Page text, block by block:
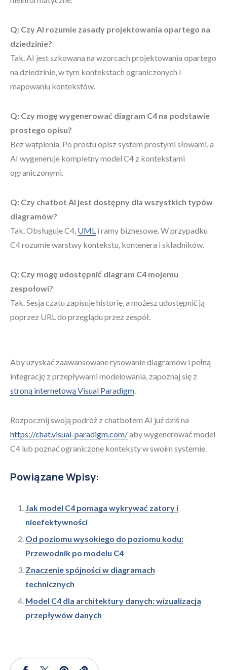
Q: Czy AI rozumie zasady projektowania opartego na
dziedzinie?
Tak. AI jest szkowana na wzorcach projektowania opartego
na dziedzinie, w tym kontekstach ograniczonych i
mapowaniu kontekstów.
Q: Czy mogę wygenerować diagram C4 na podstawie
prostego opisu?
Bez wątpienia. Po prostu opisz system prostymi słowami, a
AI wygeneruje kompletny model C4 z kontekstami
ograniczonymi.
Q: Czy chatbot AI jest dostępny dla wszystkich typów
diagramów?
Tak. Obsługuje C4, UML i ramy biznesowe. W przypadku
C4 rozumie warstwy kontekstu, kontenera i składników.
Q: Czy mogę udostępnić diagram C4 mojemu
zespołowi?
Tak. Sesja czatu zapisuje historię, a możesz udostępnić ją
poprzez URL do przeglądu przez zespół.
Aby uzyskać zaawansowane rysowanie diagramów i pełną
integrację z przepływami modelowania, zapoznaj się z
stroną internetową Visual Paradigm.
Rozpocznij swoją podróż z chatbotem AI już dziś na
https://chat.visual-paradigm.com/aby wygenerować model
C4 lub poznać ograniczone konteksty w swoim systemie.
Powiązane Wpisy:
Jak model C4 pomaga wykrywać zatory i
nieefektywności
Od poziomu wysokiego do poziomu kodu:
Przewodnik po modelu C4
Znaczenie spójności w diagramach
technicznych
Model C4 dla architektury danych: wizualizacja
przepływów danych